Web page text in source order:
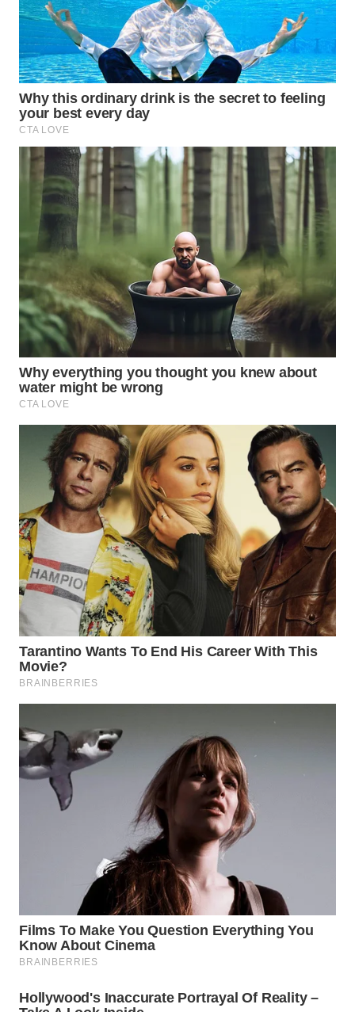
WN
PRIANGAN
TIMUR
WN
SEMARANG
WN
SOLO
WN
BOROBUDUR
WN
MADURA
WN
SURABAYA
WN
NATUNA
WN
BINTAN
WN
MANDALIKA
WN
LIKUPANG
LABUANBAJO
WN
BORNEO
Wahana
Media
Group
WAHANA
WAHANA
ADVOKAT
INFRASTRUKTUR